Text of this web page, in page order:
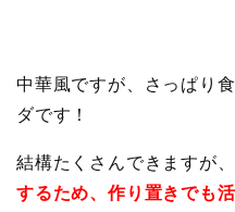
中華風ですが、さっぱり
ダです！
結構たくさんできますが、
するため、作り置きでも